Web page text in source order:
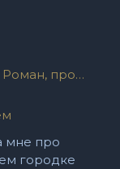
Роман, проза
мне про
городке